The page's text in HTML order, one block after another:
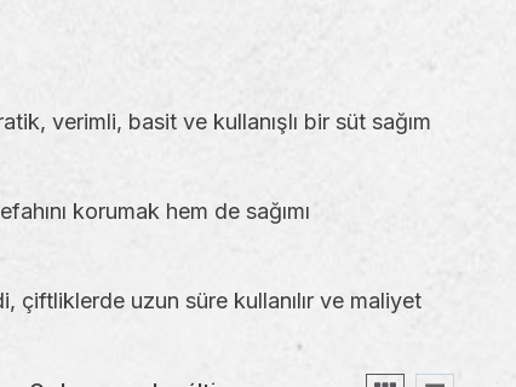
verimli, basit ve kullanışlı bir süt sağım
korumak hem de sağımı
çiftliklerde uzun süre kullanılır ve maliyet